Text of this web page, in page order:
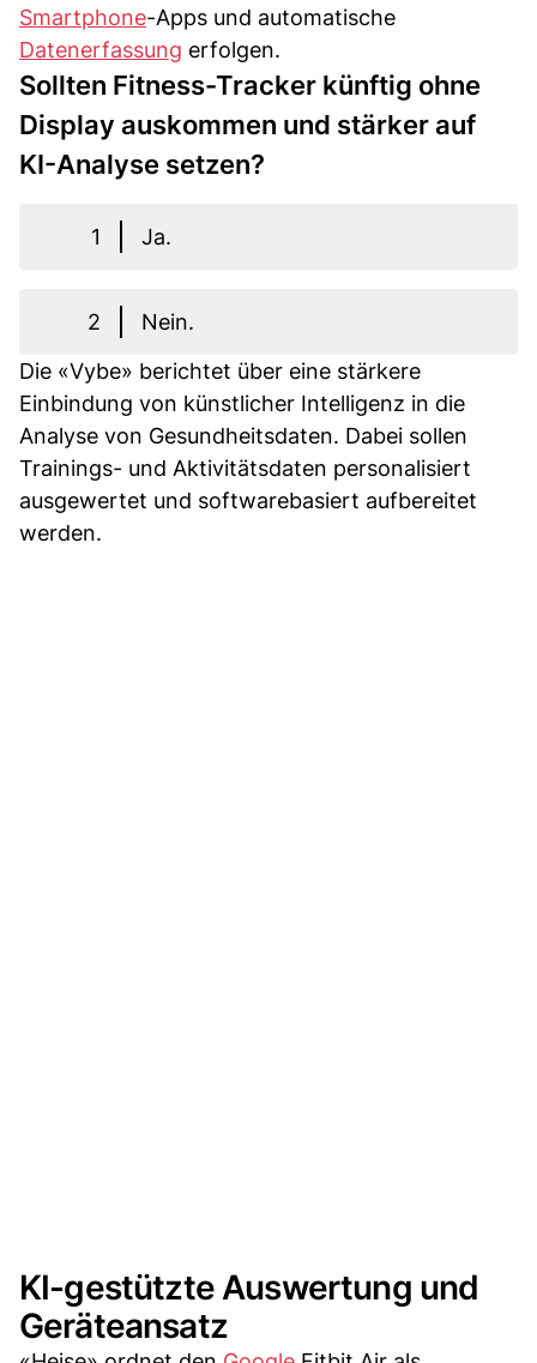
Smartphone-Apps und automatische
Datenerfassung erfolgen.
Sollten Fitness-Tracker künftig ohne
Display auskommen und stärker auf
KI-Analyse setzen?
1 Ja.
2
Nein.
Die «Vybe» berichtet über eine stärkere
Einbindung von künstlicher Intelligenz in die
Analyse von Gesundheitsdaten. Dabei sollen
Trainings- und Aktivitätsdaten personalisiert
ausgewertet und softwarebasiert aufbereitet
werden.
KI-gestützte Auswertung und
Geräteansatz